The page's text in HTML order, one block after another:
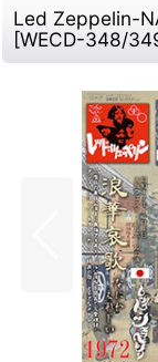
Led Zeppelin-
[WECD-348/